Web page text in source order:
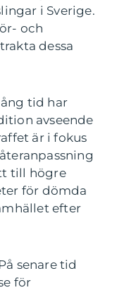
i Sverige.
och
dessa
tid har
avseende
är i fokus
till högre
för dömda
efter
senare tid
för